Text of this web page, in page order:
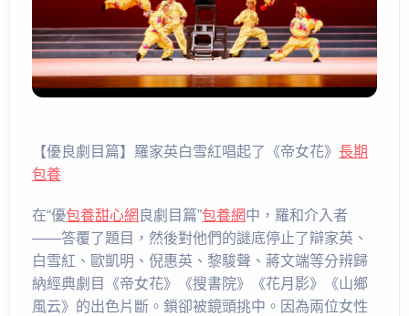
【優良劇目篇】羅家英白雪紅唱起了《帝女花》長期
包養
在“優包養甜心網 良劇目篇”包養網中，羅和介入者
——答覆了題目，然後對他們的謎底停止了辯家英、
白雪紅、歐凱明、倪惠英、黎駿聲、蔣文端等分辨歸
納經典劇目《帝女花》《搜書院》《花月影》《山鄉
風云》的出色片斷。鎖卻被鏡頭挑中。因為兩位女性